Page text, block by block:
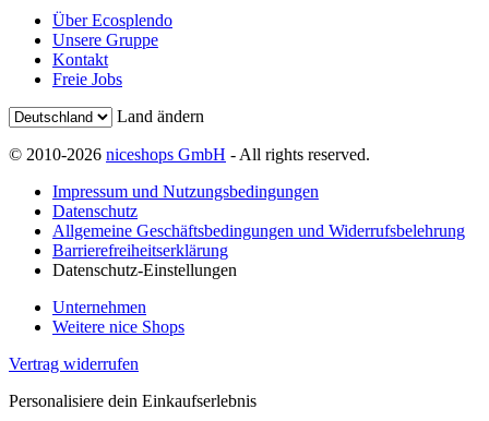
Über Ecosplendo
Unsere Gruppe
Kontakt
Freie Jobs
Land ändern
© 2010-2026 niceshops GmbH - All rights reserved.
Impressum und Nutzungsbedingungen
Datenschutz
Allgemeine Geschäftsbedingungen und Widerrufsbelehrung
Barrierefreiheitserklärung
Datenschutz-Einstellungen
Unternehmen
Weitere nice Shops
Vertrag widerrufen
Personalisiere dein Einkaufserlebnis